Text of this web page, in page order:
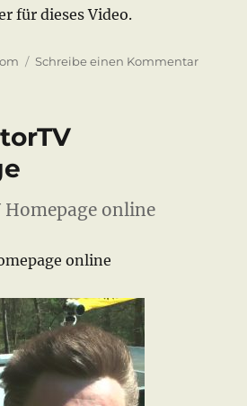
für dieses Video.
Schreibe einen Kommentarzu
Homepage online
online